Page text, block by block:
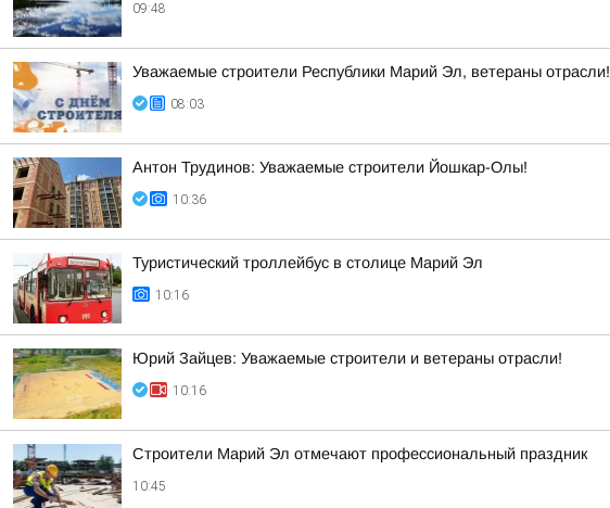
09:48
Уважаемые строители Республики Марий Эл, ветераны отрасли!
08:03
Антон Трудинов: Уважаемые строители Йошкар-Олы!
10:36
Туристический троллейбус в столице Марий Эл
10:16
Юрий Зайцев: Уважаемые строители и ветераны отрасли!
10:16
Строители Марий Эл отмечают профессиональный праздник
10:45